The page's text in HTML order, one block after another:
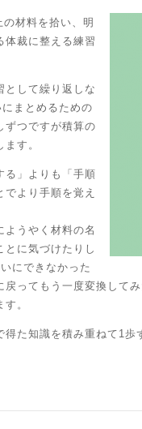
材料を拾い、明
体裁に整える練習
として繰り返しな
まとめるための
ずつですが積算の
す。
る」よりも「手順
より手順を覚え
うやく材料の名
に気づけたりし
にできなかった
ってもう一度変換して
。
た知識を積み重ねて1